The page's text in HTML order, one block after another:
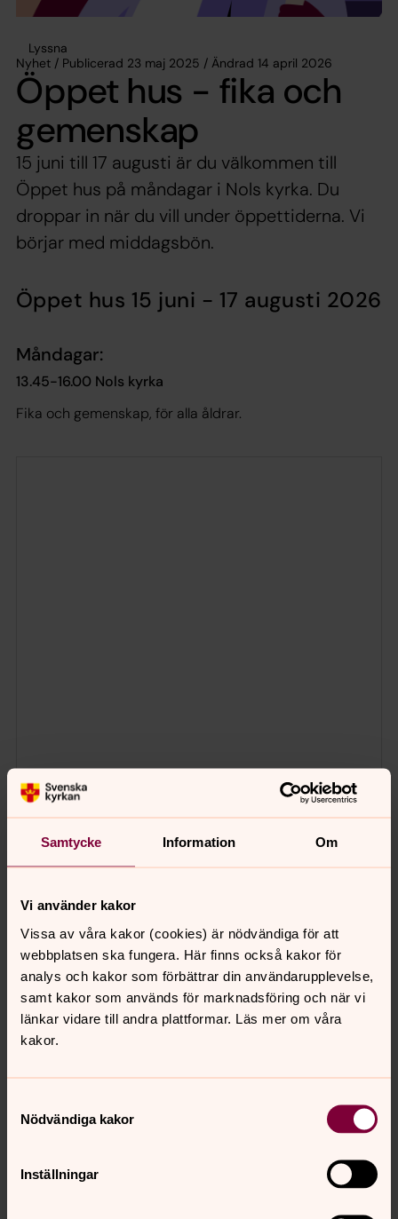
Samtycke Information Om
Vi använder kakor
Vissa av våra kakor (cookies) är nödvändiga för att
webbplatsen ska fungera. Här finns också kakor för
analys och kakor som förbättrar din användarupplevelse,
samt kakor som används för marknadsföring och när vi
länkar vidare till andra plattformar. Läs mer om våra
kakor.
Nödvändiga kakor
Inställningar
Lyssna
Nyhet / Publicerad 23 maj 2025 / Ändrad 14 april 2026
Öppet hus - fika och
gemenskap
15 juni till 17 augusti är du välkommen till
Öppet hus på måndagar i Nols kyrka. Du
droppar in när du vill under öppettiderna. Vi
börjar med middagsbön.
Öppet hus 15 juni - 17 augusti 2026
Måndagar:
13.45-16.00 Nols kyrka
Fika och gemenskap, för alla åldrar.